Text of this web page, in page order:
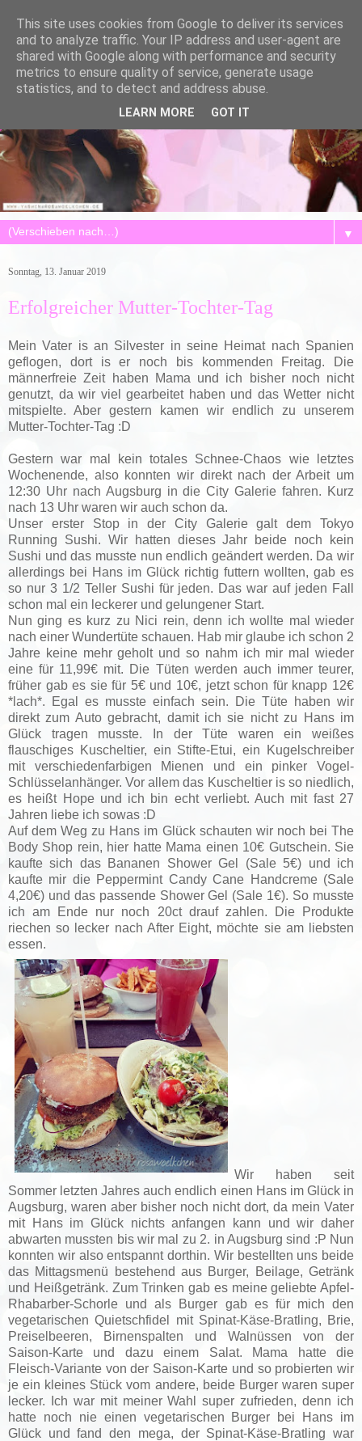
▼
Sonntag, 13. Januar 2019
Erfolgreicher Mutter-Tochter-Tag
Mein Vater is an Silvester in seine Heimat nach Spanien
geflogen, dort is er noch bis kommenden Freitag. Die
männerfreie Zeit haben Mama und ich bisher noch nicht
genutzt, da wir viel gearbeitet haben und das Wetter nicht
mitspielte. Aber gestern kamen wir endlich zu unserem
Mutter-Tochter-Tag :D
Gestern war mal kein totales Schnee-Chaos wie letztes
Wochenende, also konnten wir direkt nach der Arbeit um
12:30 Uhr nach Augsburg in die City Galerie fahren. Kurz
nach 13 Uhr waren wir auch schon da.
Unser erster Stop in der City Galerie galt dem Tokyo
Running Sushi. Wir hatten dieses Jahr beide noch kein
Sushi und das musste nun endlich geändert werden. Da wir
allerdings bei Hans im Glück richtig futtern wollten, gab es
so nur 3 1/2 Teller Sushi für jeden. Das war auf jeden Fall
schon mal ein leckerer und gelungener Start.
Nun ging es kurz zu Nici rein, denn ich wollte mal wieder
nach einer Wundertüte schauen. Hab mir glaube ich schon 2
Jahre keine mehr geholt und so nahm ich mir mal wieder
eine für 11,99€ mit. Die Tüten werden auch immer teurer,
früher gab es sie für 5€ und 10€, jetzt schon für knapp 12€
*lach*. Egal es musste einfach sein. Die Tüte haben wir
direkt zum Auto gebracht, damit ich sie nicht zu Hans im
Glück tragen musste. In der Tüte waren ein weißes
flauschiges Kuscheltier, ein Stifte-Etui, ein Kugelschreiber
mit verschiedenfarbigen Mienen und ein pinker Vogel-
Schlüsselanhänger. Vor allem das Kuscheltier is so niedlich,
es heißt Hope und ich bin echt verliebt. Auch mit fast 27
Jahren liebe ich sowas :D
Auf dem Weg zu Hans im Glück schauten wir noch bei The
Body Shop rein, hier hatte Mama einen 10€ Gutschein. Sie
kaufte sich das Bananen Shower Gel (Sale 5€) und ich
kaufte mir die Peppermint Candy Cane Handcreme (Sale
4,20€) und das passende Shower Gel (Sale 1€). So musste
ich am Ende nur noch 20ct drauf zahlen. Die Produkte
riechen so lecker nach After Eight, möchte sie am liebsten
essen.
Wir haben seit
Sommer letzten Jahres auch endlich einen Hans im Glück in
Augsburg, waren aber bisher noch nicht dort, da mein Vater
mit Hans im Glück nichts anfangen kann und wir daher
abwarten mussten bis wir mal zu 2. in Augsburg sind :P Nun
konnten wir also entspannt dorthin. Wir bestellten uns beide
das Mittagsmenü bestehend aus Burger, Beilage, Getränk
und Heißgetränk. Zum Trinken gab es meine geliebte Apfel-
Rhabarber-Schorle und als Burger gab es für mich den
vegetarischen Quietschfidel mit Spinat-Käse-Bratling, Brie,
Preiselbeeren, Birnenspalten und Walnüssen von der
Saison-Karte und dazu einem Salat. Mama hatte die
Fleisch-Variante von der Saison-Karte und so probierten wir
je ein kleines Stück vom andere, beide Burger waren super
lecker. Ich war mit meiner Wahl super zufrieden, denn ich
hatte noch nie einen vegetarischen Burger bei Hans im
Glück und fand den mega, der Spinat-Käse-Bratling war
This site uses cookies from Google to deliver its services
and to analyze traffic. Your IP address and user-agent are
shared with Google along with performance and security
metrics to ensure quality of service, generate usage
statistics, and to detect and address abuse.
LEARN MORE GOT IT